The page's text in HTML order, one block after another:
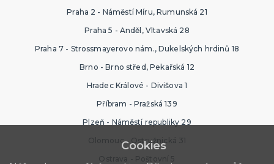
Praha 2 - Náměstí Míru, Rumunská 21
Praha 5 - Anděl, Vltavská 28
Praha 7 - Strossmayerovo nám., Dukelských hrdinů 18
Brno - Brno střed, Pekařská 12
Hradec Králové - Divišova 1
Příbram - Pražská 139
Plzeň - Náměstí republiky 29
Olomouc - Ostružnická 31
Ostrava - Poštovní 5
Cookies